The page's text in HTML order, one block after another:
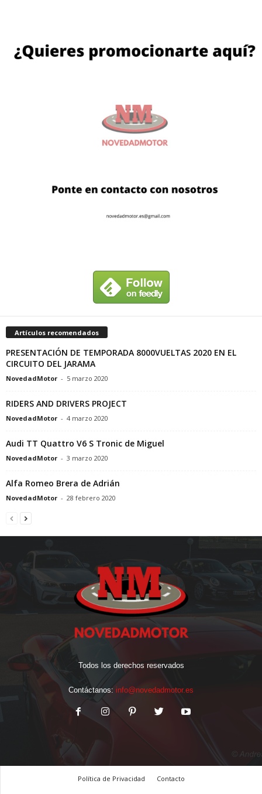
Artículos recomendados
PRESENTACIÓN DE TEMPORADA 8000VUELTAS 2020 EN EL
CIRCUITO DEL JARAMA
NovedadMotor - 5 marzo 2020
RIDERS AND DRIVERS PROJECT
NovedadMotor - 4 marzo 2020
Audi TT Quattro V6 S Tronic de Miguel
NovedadMotor - 3 marzo 2020
Alfa Romeo Brera de Adrián
NovedadMotor - 28 febrero 2020
Todos los derechos reservados
Contáctanos: info@novedadmotor.es
Política de Privacidad
Contacto